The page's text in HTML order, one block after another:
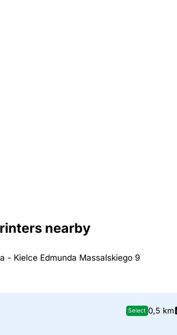
nearby
- Kielce Edmunda Massalskiego 9
Select 0,5 km